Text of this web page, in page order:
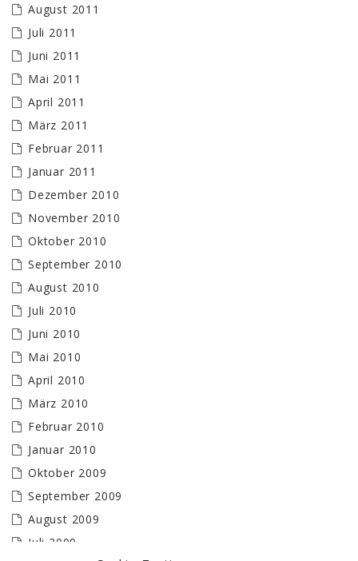
August 2011
Juli 2011
Juni 2011
Mai 2011
April 2011
März 2011
Februar 2011
Januar 2011
Dezember 2010
November 2010
Oktober 2010
September 2010
August 2010
Juli 2010
Juni 2010
Mai 2010
April 2010
März 2010
Februar 2010
Januar 2010
Oktober 2009
September 2009
August 2009
Juli 2009